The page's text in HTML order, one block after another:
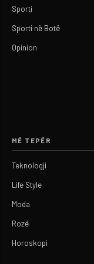
Sporti
Sporti në Botë
Opinion
MË TEPËR
Teknologji
Life Style
Moda
Rozë
Horoskopi